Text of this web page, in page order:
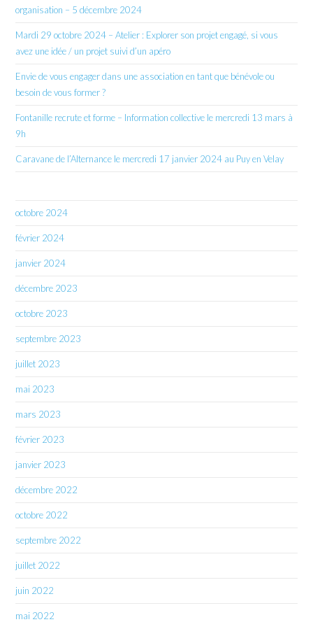
organisation – 5 décembre 2024
Mardi 29 octobre 2024 – Atelier : Explorer son projet engagé, si vous
avez une idée / un projet suivi d’un apéro
Envie de vous engager dans une association en tant que bénévole ou
besoin de vous former ?
Fontanille recrute et forme – Information collective le mercredi 13 mars à
9h
Caravane de l’Alternance le mercredi 17 janvier 2024 au Puy en Velay
octobre 2024
février 2024
janvier 2024
décembre 2023
octobre 2023
septembre 2023
juillet 2023
mai 2023
mars 2023
février 2023
janvier 2023
décembre 2022
octobre 2022
septembre 2022
juillet 2022
juin 2022
mai 2022